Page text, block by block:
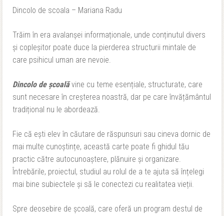
Dincolo de scoala – Mariana Radu
Trăim în era avalanșei informaționale, unde conținutul divers
și copleșitor poate duce la pierderea structurii mintale de
care psihicul uman are nevoie.
Dincolo de școalăvine cu teme esențiale, structurate, care
sunt necesare în creșterea noastră, dar pe care învățământul
tradițional nu le abordează.
Fie că ești elev în căutare de răspunsuri sau cineva dornic de
mai multe cunoștințe, această carte poate fi ghidul tău
practic către autocunoaștere, plănuire și organizare.
Întrebările, proiectul, studiul au rolul de a te ajuta să înțelegi
mai bine subiectele și să le conectezi cu realitatea vieții.
Spre deosebire de școală, care oferă un program destul de